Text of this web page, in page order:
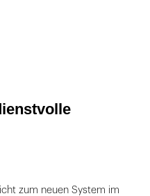
zum neuen System im